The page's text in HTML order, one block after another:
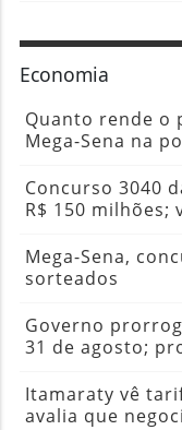
Economia
Quanto rende o
Mega-Sena na
Concurso 3040
R$ 150 milhões;
Mega-Sena,
sorteados
Governo
31 de agosto;
Itamaraty vê
avalia que